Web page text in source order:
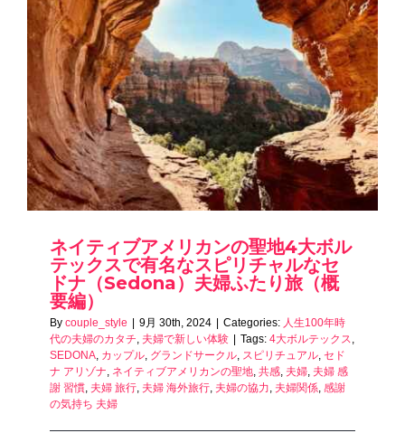
ネイティブアメリカンの聖地4大ボル
テックスで有名なスピリチャルなセ
ドナ（Sedona）夫婦ふたり旅（概
要編）
By couple_style 9月 30th, 2024 Categories: 人生100年時
代の夫婦のカタチ, 夫婦で新しい体験 Tags: 4大ボルテックス,
SEDONA, カップル, グランドサークル, スピリチュアル, セド
ナ アリゾナ, ネイティブアメリカンの聖地, 共感, 夫婦, 夫婦 感
謝 習慣, 夫婦 旅行, 夫婦 海外旅行, 夫婦の協力, 夫婦関係, 感謝
の気持ち 夫婦